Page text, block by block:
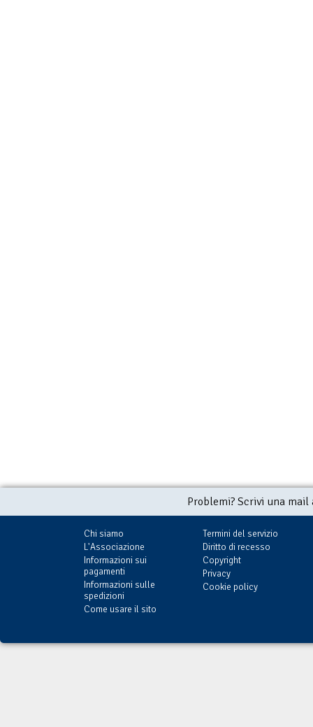
Problemi? Scrivi una
Chi siamo
L'Associazione
Informazioni sui
pagamenti
Informazioni sulle
spedizioni
Come usare il sito
Termini del servizio
Diritto di recesso
Copyright
Privacy
Cookie policy